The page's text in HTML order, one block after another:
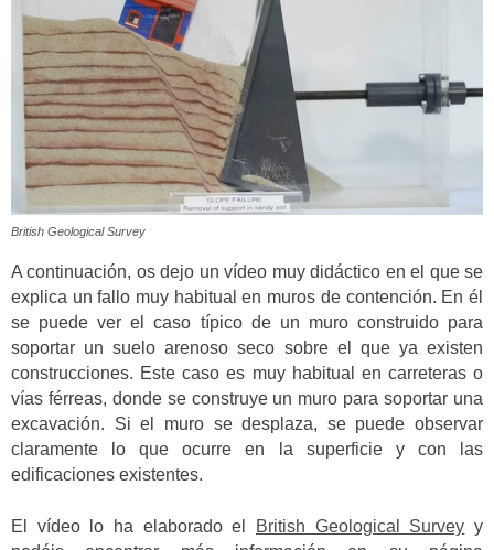
British Geological Survey
A continuación, os dejo un vídeo muy didáctico en el que se
explica un fallo muy habitual en muros de contención. En él
se puede ver el caso típico de un muro construido para
soportar un suelo arenoso seco sobre el que ya existen
construcciones. Este caso es muy habitual en carreteras o
vías férreas, donde se construye un muro para soportar una
excavación. Si el muro se desplaza, se puede observar
claramente lo que ocurre en la superficie y con las
edificaciones existentes.
El vídeo lo ha elaborado el British Geological Survey y